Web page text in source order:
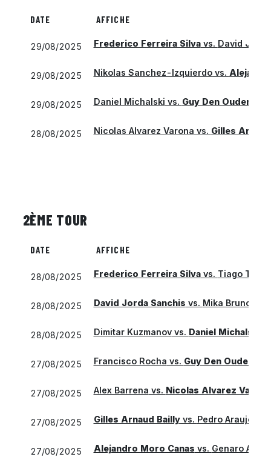
DATE AFFICHE
29/08/2025 Frederico Ferreira Silvavs. David
29/08/2025 Nikolas Sanchez-Izquierdovs.
29/08/2025 Daniel Michalski vs. Guy Den Ouden
28/08/2025 Nicolas Alvarez Varona vs. Gilles
2ÈME TOUR
DATE AFFICHE
28/08/2025 Frederico Ferreira Silvavs. Tiago
28/08/2025 David Jorda Sanchis vs. Mika Brunold
28/08/2025 Dimitar Kuzmanovvs. Daniel Michalski
27/08/2025 Francisco Rocha vs. Guy Den Ouden
27/08/2025 Alex Barrena vs. Nicolas Alvarez Varona
27/08/2025 Gilles Arnaud Baillyvs. Pedro Araujo
27/08/2025 Alejandro Moro Canas vs. Genaro